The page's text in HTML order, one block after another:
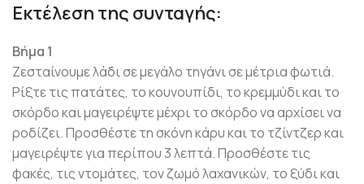
Εκτέλεση της συνταγής:
Βήμα 1
Ζεσταίνουμε λάδι σε μεγάλο τηγάνι σε μέτρια φωτιά.
Ρίξτε τις πατάτες, το κουνουπίδι, το κρεμμύδι και το
σκόρδο και μαγειρέψτε μέχρι το σκόρδο να αρχίσει να
ροδίζει. Προσθέστε τη σκόνη κάρυ και το τζίντζερ και
μαγειρέψτε για περίπου 3 λεπτά. Προσθέστε τις
φακές, τις ντομάτες, τον ζωμό λαχανικών, το ξύδι και